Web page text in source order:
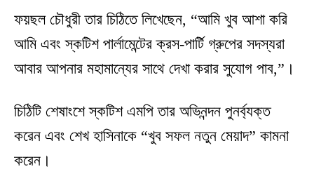
ফয়ছল চৌধুরী তার চিঠিতে লিখেছেন, “আমি খুব আশা করি
আমি এবং স্কটিশ পার্লামেন্টের ক্রস-পার্টি গ্রুপের সদস্যরা
আবার আপনার মহামান্যের সাথে দেখা করার সুযোগ পাব,”।
চিঠিটি শেষাংশে স্কটিশ এমপি তার অভিনন্দন পুনর্ব্যক্ত
করেন এবং শেখ হাসিনাকে “খুব সফল নতুন মেয়াদ” কামনা
করেন।